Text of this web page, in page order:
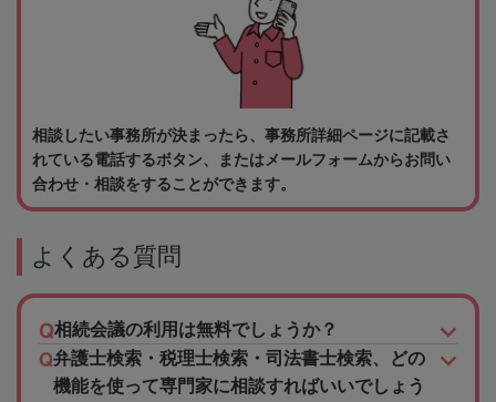
相談したい事務所が決まったら、事務所詳細ページに記載さ
れている電話するボタン、またはメールフォームからお問い
合わせ・相談をすることができます。
よくある質問
相続会議の利用は無料でしょうか？
弁護士検索・税理士検索・司法書士検索、どの
機能を使って専門家に相談すればいいでしょう